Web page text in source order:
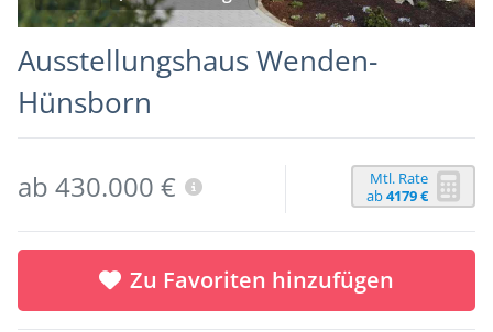
Ausstellungshaus Wenden-
Hünsborn
ab 430.000 €
Mtl. Rate
ab4179 €
Zu Favoriten hinzufügen